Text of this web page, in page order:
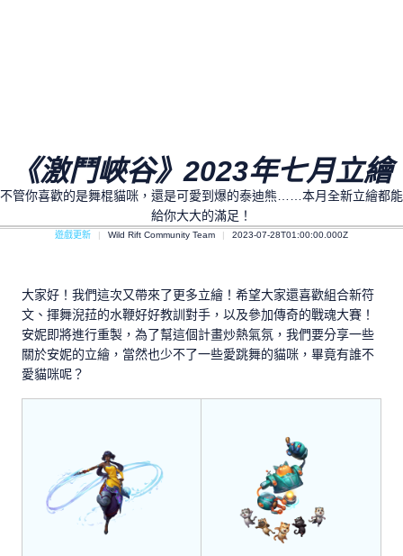
《激鬥峽谷》2023年七月立繪
不管你喜歡的是舞棍貓咪，還是可愛到爆的泰迪熊……本月全新立繪都能
給你大大的滿足！
遊戲更新 Wild Rift Community Team 2023-07-28T01:00:00.000Z
大家好！我們這次又帶來了更多立繪！希望大家還喜歡組合新符
文、揮舞淣菈的水鞭好好教訓對手，以及參加傳奇的戰魂大賽！
安妮即將進行重製，為了幫這個計畫炒熱氣氛，我們要分享一些
關於安妮的立繪，當然也少不了一些愛跳舞的貓咪，畢竟有誰不
愛貓咪呢？